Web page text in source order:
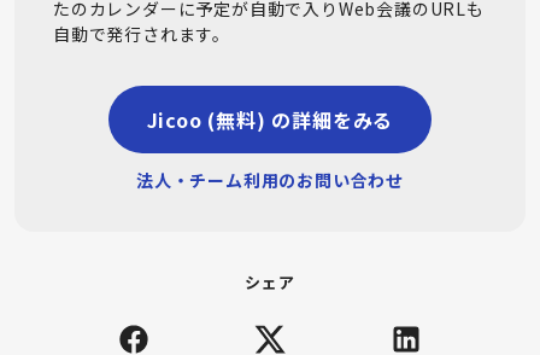
たのカレンダーに予定が自動で入りWeb会議のURLも
自動で発行されます。
Jicoo (無料) の詳細をみる
法人・チーム利用のお問い合わせ
シェア